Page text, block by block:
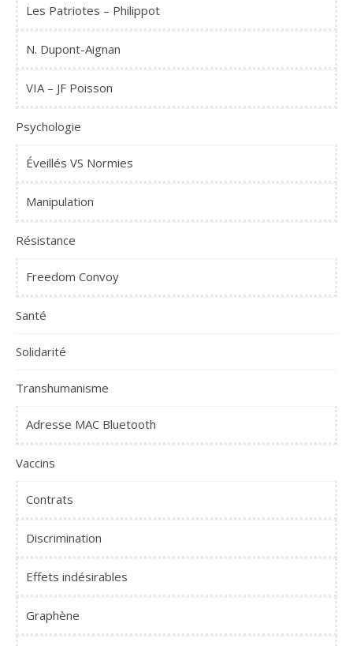
Les Patriotes – Philippot
N. Dupont-Aignan
VIA – JF Poisson
Psychologie
Éveillés VS Normies
Manipulation
Résistance
Freedom Convoy
Santé
Solidarité
Transhumanisme
Adresse MAC Bluetooth
Vaccins
Contrats
Discrimination
Effets indésirables
Graphène